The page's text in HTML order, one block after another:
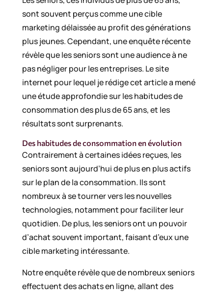
sont souvent perçus comme une cible
marketing délaissée au profit des générations
plus jeunes. Cependant, une enquête récente
révèle que les seniors sont une audience à ne
pas négliger pour les entreprises. Le site
internet pour lequel je rédige cet article a mené
une étude approfondie sur les habitudes de
consommation des plus de 65 ans, et les
résultats sont surprenants.
Des habitudes de consommation en évolution
Contrairement à certaines idées reçues, les
seniors sont aujourd’hui de plus en plus actifs
sur le plan de la consommation. Ils sont
nombreux à se tourner vers les nouvelles
technologies, notamment pour faciliter leur
quotidien. De plus, les seniors ont un pouvoir
d’achat souvent important, faisant d’eux une
cible marketing intéressante.
Notre enquête révèle que de nombreux seniors
effectuent des achats en ligne, allant des